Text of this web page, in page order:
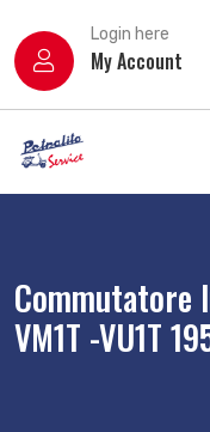
Login here
My Account
Commutatore
VM1T -VU1T